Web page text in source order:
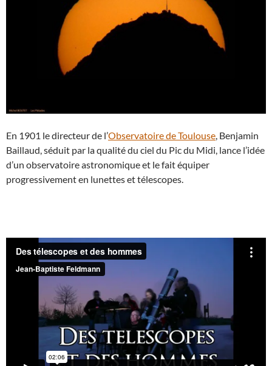
En 1901 le directeur de l’Observatoire de Toulouse, Benjamin
Baillaud, séduit par la qualité du ciel du Pic du Midi, lance l’idée
d’un observatoire astronomique et le fait équiper
progressivement en lunettes et télescopes.